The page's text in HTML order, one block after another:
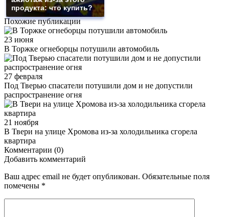
продукта: что купить?
Похожие публикации
23 июня
В Торжке огнеборцы потушили автомобиль
27 февраля
Под Тверью спасатели потушили дом и не допустили
распространение огня
21 ноября
В Твери на улице Хромова из-за холодильника сгорела
квартира
Комментарии (0)
Добавить комментарий
Ваш адрес email не будет опубликован. Обязательные поля
помечены *